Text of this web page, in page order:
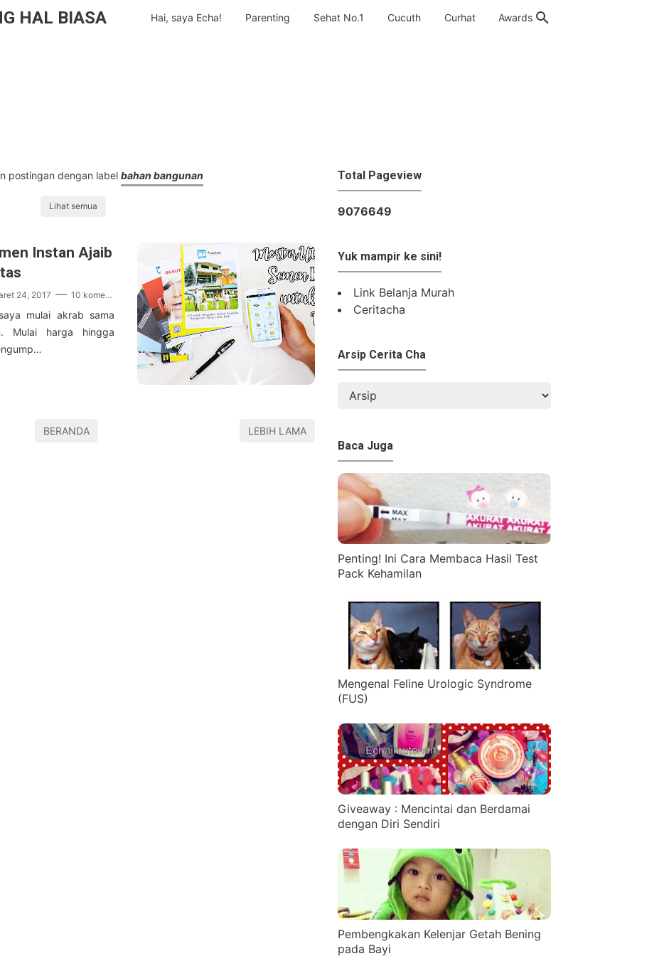
HAL BIASA Hai, saya Echa! Parenting Sehat No.1 Cucuth Curhat Awards
postingan dengan label bahan bangunan
Lihat semua
Instan Ajaib
24, 2017 10 komentar
mulai akrab sama
Mulai harga hingga
BERANDA LEBIH LAMA
Total Pageview
9076649
Yuk mampir ke sini!
Link Belanja Murah
Ceritacha
Arsip Cerita Cha
Baca Juga
Penting! Ini Cara Membaca Hasil Test
Pack Kehamilan
Mengenal Feline Urologic Syndrome
(FUS)
Giveaway : Mencintai dan Berdamai
dengan Diri Sendiri
Pembengkakan Kelenjar Getah Bening
pada Bayi